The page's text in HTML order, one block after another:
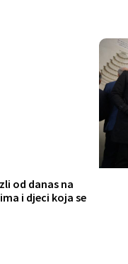
od danas na
i djeci koja se